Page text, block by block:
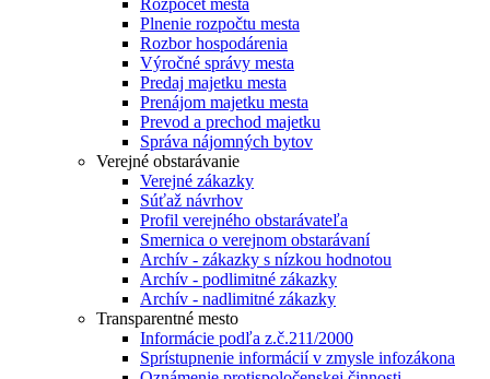
Rozpočet mesta
Plnenie rozpočtu mesta
Rozbor hospodárenia
Výročné správy mesta
Predaj majetku mesta
Prenájom majetku mesta
Prevod a prechod majetku
Správa nájomných bytov
Verejné obstarávanie
Verejné zákazky
Súťaž návrhov
Profil verejného obstarávateľa
Smernica o verejnom obstarávaní
Archív - zákazky s nízkou hodnotou
Archív - podlimitné zákazky
Archív - nadlimitné zákazky
Transparentné mesto
Informácie podľa z.č.211/2000
Sprístupnenie informácií v zmysle infozákona